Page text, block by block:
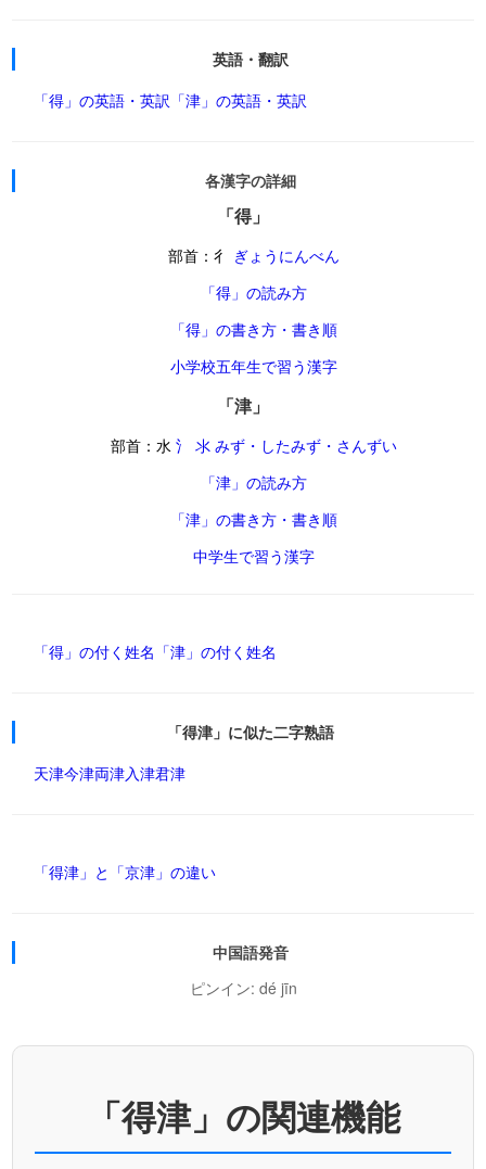
英語・翻訳
「得」の英語・英訳 「津」の英語・英訳
各漢字の詳細
「得」
部首：彳 ぎょうにんべん
「得」の読み方
「得」の書き方・書き順
小学校五年生で習う漢字
「津」
部首：水 氵 氺 みず・したみず・さんずい
「津」の読み方
「津」の書き方・書き順
中学生で習う漢字
「得」の付く姓名 「津」の付く姓名
「得津」に似た二字熟語
天津今津両津入津君津
「得津」と「京津」の違い
中国語発音
ピンイン: dé jīn
「得津」の関連機能